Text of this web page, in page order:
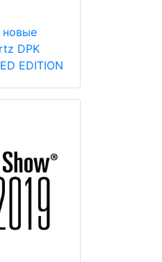
новые
DPK
EDITION